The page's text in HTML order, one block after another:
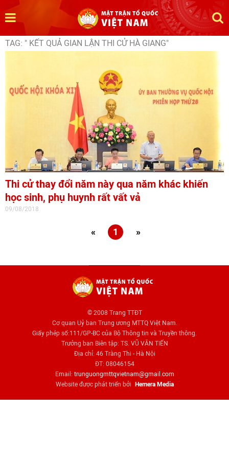
TAG: " KẾT QUẢ GIAN LẬN THI CỬ HÀ GIANG"
Thi cử thay đổi năm này qua năm khác khiến
học sinh, phụ huynh rất vất vả
09/08/2018
« 1 »
© 2008 Trang TTĐT
Cơ quan Uỷ ban Trung ương MTTQ Việt Nam.
Giấy phép số:111/GP-BC của Bộ Thông tin và Truyền thông.
Trưởng ban Biên tập: TS. VŨ VĂN TIẾN
Địa chỉ: 46 Tràng Thi - Hà Nội
ĐT: 08046154
Email: trunguongmttqvietnam@gmail.com
Website được phát triển bởi
Hemera Media